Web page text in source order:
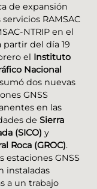
de expansión
RAMSAC
NTRIP en el
partir del día 19
el Instituto
Nacional
sumó dos nuevas
GNSS
en las
de Sierra
(SICO) y
Roca (GROC).
estaciones GNSS
instaladas
a un trabajo